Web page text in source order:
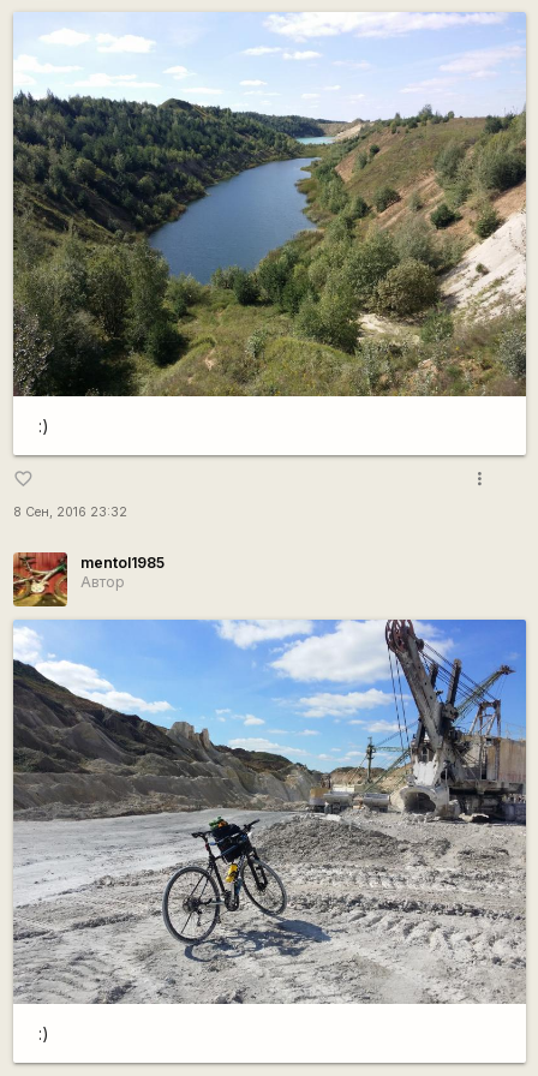
:)
favorite_border
8 Сен, 2016 23:32
more_vert
mentol1985
Автор
:)